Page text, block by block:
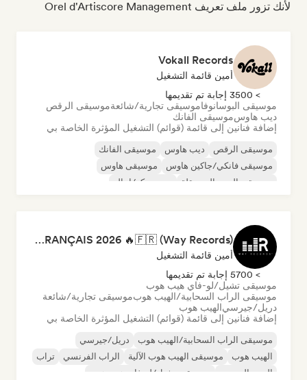
لأنك تزور ملف تعريف Orel d'Artiscore Management
Vokall Records
أمين قائمة التشغيل
> 3500 إجابة تم تقديمها
موسيقى البوسانوفاموسيقى تجارية/شائعةموسيقى الرقص
ديب هاوسموسيقى الفانك
إضافة فنانين إلى قائمة (قوائم) التشغيل المؤثرة الخاصة بي
موسيقى الرقص ديب هاوس
موسيقى الفانك
موسيقى فانكي/جاكين هاوس
موسيقى هاوس
موسيقى البوب المستقلة
نيو ديسكو/إيتالو
RAP FRANÇAIS 2026 🔥🇫🇷 (Way Records)
أمين قائمة التشغيل
> 5700 إجابة تم تقديمها
موسيقى تشيل/لو-فاي هيب هوب
موسيقى الراب السحابية/الهيب هوبموسيقى تجارية/شائعة
دريل/جيرسيالهيب هوب
إضافة فنانين إلى قائمة (قوائم) التشغيل المؤثرة الخاصة بي
موسيقى الراب السحابية/الهيب هوب
دريل/جيرسي
الهيب هوب
موسيقى الهيب هوب الآلية الراب الفرنسي
تراب
البوب الحضري
موسيقى تشيل/لو-فاي هيب هوب